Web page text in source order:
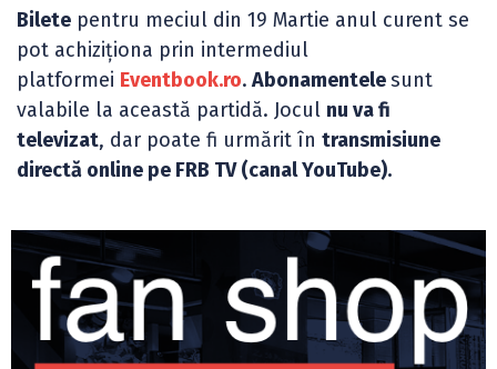
Bilete pentru meciul din 19 Martie anul curent se
pot achiziționa prin intermediul
platformei Eventbook.ro. Abonamentelesunt
valabile la această partidă. Jocul nu va fi
televizat, dar poate fi urmărit în transmisiune
directă online pe FRB TV (canal YouTube).